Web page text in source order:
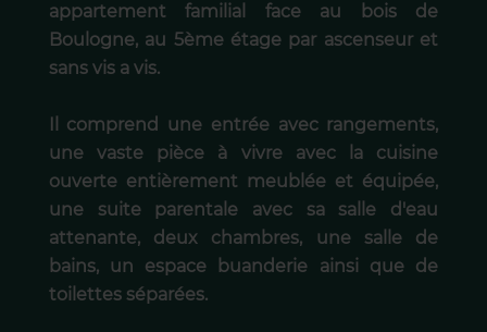
appartement familial face au bois de
Boulogne, au 5ème étage par ascenseur et
sans vis a vis.
Il comprend une entrée avec rangements,
une vaste pièce à vivre avec la cuisine
ouverte entièrement meublée et équipée,
une suite parentale avec sa salle d'eau
attenante, deux chambres, une salle de
bains, un espace buanderie ainsi que de
toilettes séparées.